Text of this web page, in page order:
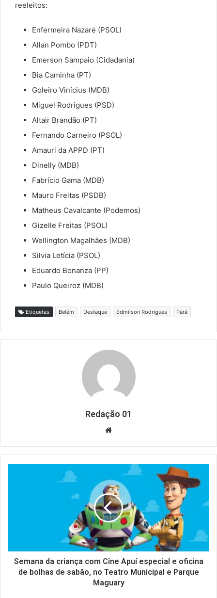
reeleitos:
Enfermeira Nazaré (PSOL)
Allan Pombo (PDT)
Emerson Sampaio (Cidadania)
Bia Caminha (PT)
Goleiro Vinícius (MDB)
Miguel Rodrigues (PSD)
Altair Brandão (PT)
Fernando Carneiro (PSOL)
Amauri da APPD (PT)
Dinelly (MDB)
Fabrício Gama (MDB)
Mauro Freitas (PSDB)
Matheus Cavalcante (Podemos)
Gizelle Freitas (PSOL)
Wellington Magalhães (MDB)
Silvia Letícia (PSOL)
Eduardo Bonanza (PP)
Paulo Queiroz (MDB)
Etiquetas Belém Destaque Edmilson Rodrigues Pará
Redação 01
Website
Semana da criança com Cine Apuí especial e oficina
de bolhas de sabão, no Teatro Municipal e Parque
Maguary